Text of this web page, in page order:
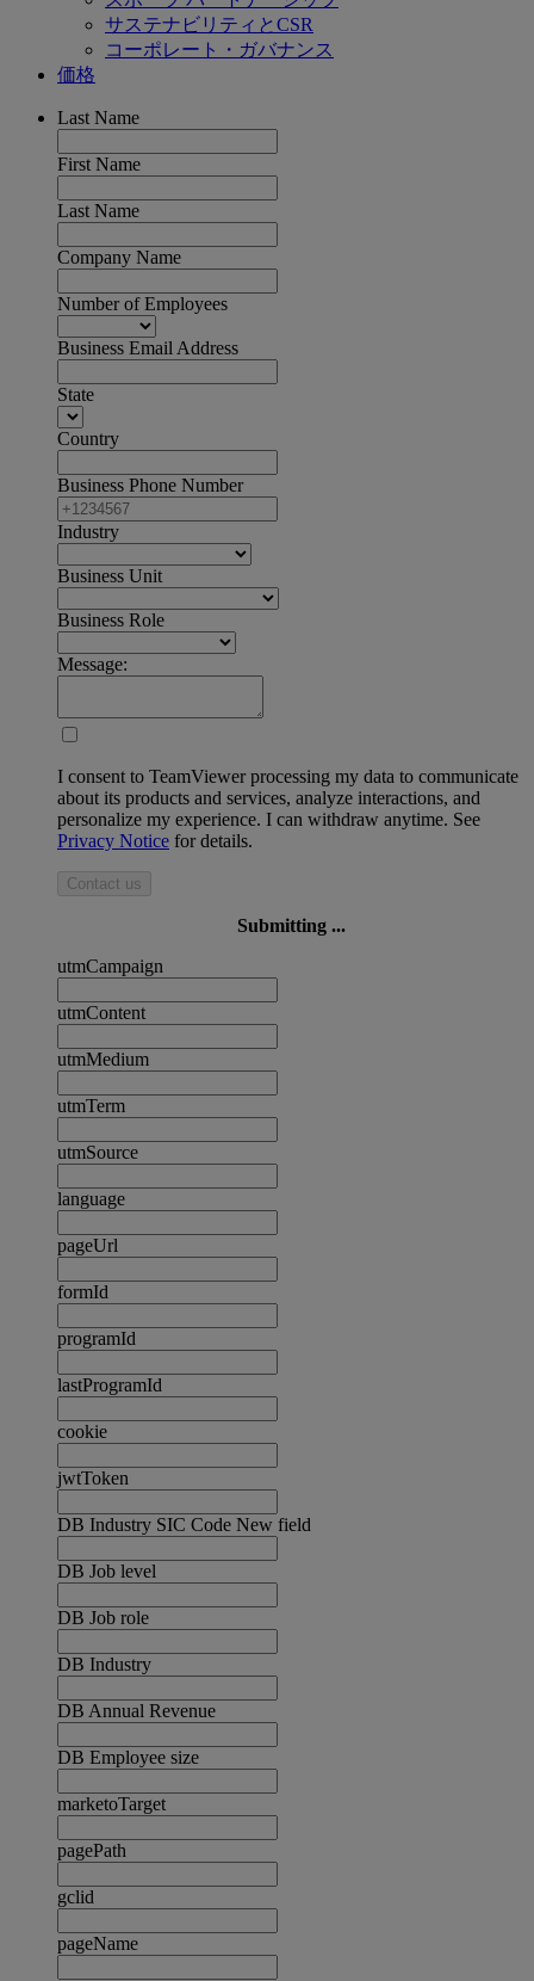
サステナビリティとCSR
コーポレート・ガバナンス
価格
Last Name
First Name
Last Name
Company Name
Number of Employees
Business Email Address
State
Country
Business Phone Number
Industry
Business Unit
Business Role
Message:
I consent to TeamViewer processing my data to communicate
about its products and services, analyze interactions, and
personalize my experience. I can withdraw anytime. See
Privacy Notice for details.
Contact us
Submitting ...
utmCampaign
utmContent
utmMedium
utmTerm
utmSource
language
pageUrl
formId
programId
lastProgramId
cookie
jwtToken
DB Industry SIC Code New field
DB Job level
DB Job role
DB Industry
DB Annual Revenue
DB Employee size
marketoTarget
pagePath
gclid
pageName